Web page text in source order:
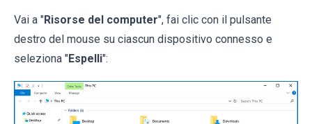
Vai a "Risorse del computer", fai clic con il pulsante
destro del mouse su ciascun dispositivo connesso e
seleziona "Espelli":